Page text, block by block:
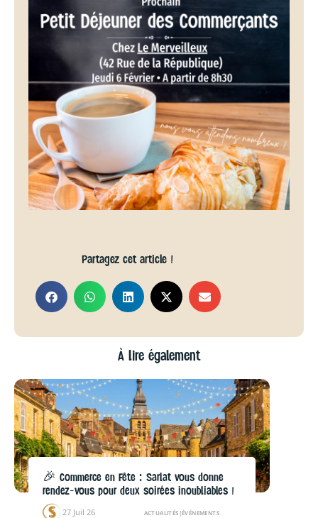
Partagez cet article !
À lire également
🎉 Commerce en Fête : Sarlat vous donne
rendez-vous pour deux soirées inoubliables !
27 Juil 26 ACTUALITÉS |ÉVÉNEMENTS